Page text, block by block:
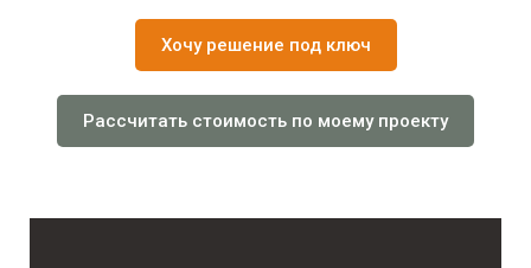
Хочу решение под ключ
Рассчитать стоимость по моему проекту